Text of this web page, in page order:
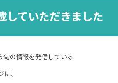
していただきました
旬の情報を発信している
、